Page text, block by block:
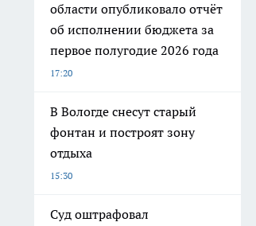
области опубликовало отчёт
об исполнении бюджета за
первое полугодие 2026 года
17:20
В Вологде снесут старый
фонтан и построят зону
отдыха
15:30
Суд оштрафовал